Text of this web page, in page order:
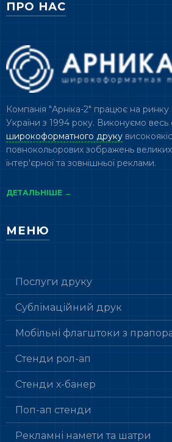
ПРО НАС
Компанія "Арніка-2" працює на ринку
України з 1994 року. Виконуємо весь
широкоформатного друку
повнокольорових зображень великих
інтер'єрної та зовнішньої реклами.
ДЕТАЛЬНІШЕ →
МЕНЮ
Послуги друку
Сублімаційний друк
Мобільні флагштоки з
Стенди рол-ап
Стенди х-банер
Поп-ап стенди
Рекламні намети та шатри